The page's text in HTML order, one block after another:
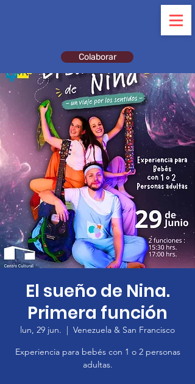
Colaborar
El sueño de Nina.
Primera función
lun, 29 jun.
  |
Venezuela & San Francisco
Experiencia para bebés con 1 o 2 personas
adultas.